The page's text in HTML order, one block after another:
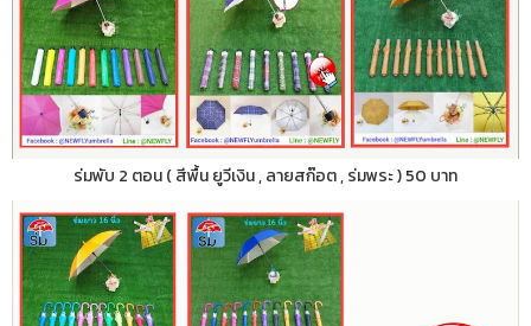
ร่มพับ 2 ตอน ( สีพื้น ยูวีเงิน , ลายสก๊อต , ร่มพระ ) 50 บาท